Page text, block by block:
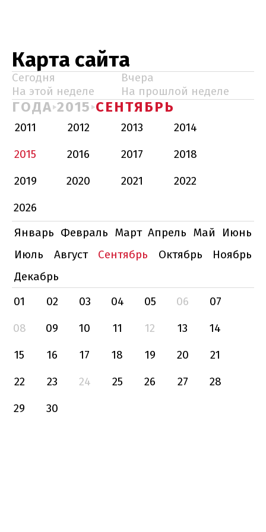
Карта сайта
Сегодня
Вчера
На этой неделе
На прошлой неделе
ГОДА 2015 СЕНТЯБРЬ
2011 2012 2013
2014
2015
2016 2017
2018
2019
2020 2021
2022
2026
Январь Февраль Март Апрель Май
Июнь
Июль
Август Сентябрь Октябрь
Ноябрь
Декабрь
01
02 03 04 05 06
07
08
09 10 11 12 13
14
15
16 17 18 19 20
21
22
23 24 25 26 27
28
29
30